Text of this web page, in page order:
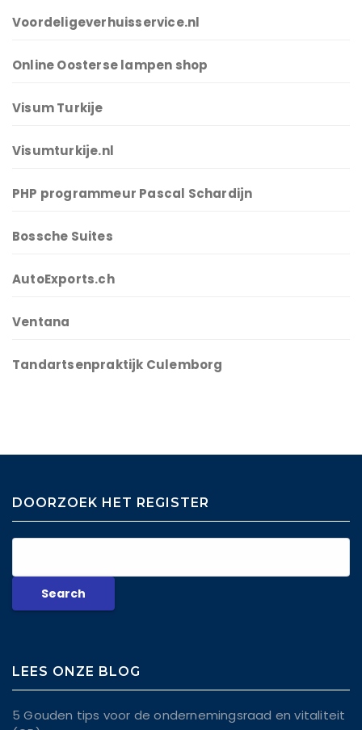
Voordeligeverhuisservice.nl
Online Oosterse lampen shop
Visum Turkije
Visumturkije.nl
PHP programmeur Pascal Schardijn
Bossche Suites
AutoExports.ch
Ventana
Tandartsenpraktijk Culemborg
DOORZOEK HET REGISTER
LEES ONZE BLOG
5 Gouden tips voor de ondernemingsraad en vitaliteit